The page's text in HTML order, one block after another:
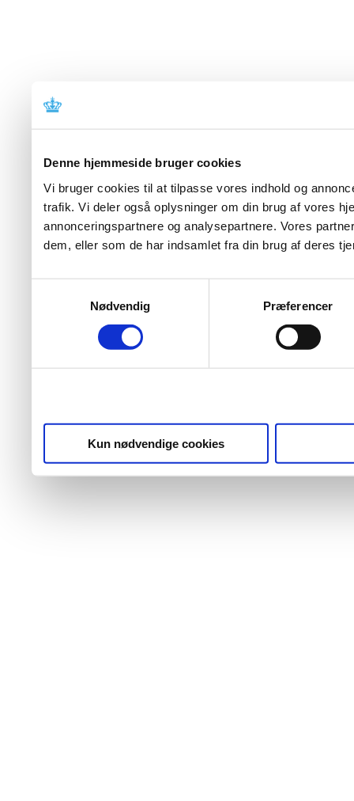
Denne hjemmeside bruger cookies
Vi bruger cookies til at tilpasse vores indhold og
trafik. Vi deler også oplysninger om din brug af vores
annonceringspartnere og analysepartnere. Vores
dem, eller som de har indsamlet fra din brug af deres
Nødvendig
Præferencer
Kun nødvendige cookies